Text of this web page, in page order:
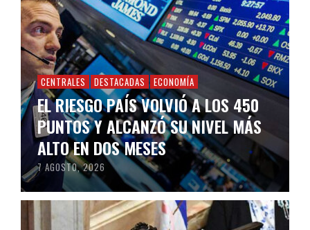
CENTRALES DESTACADAS ECONOMÍA
EL RIESGO PAÍS VOLVIÓ A LOS 450
PUNTOS Y ALCANZÓ SU NIVEL MÁS
ALTO EN DOS MESES
7 AGOSTO, 2026